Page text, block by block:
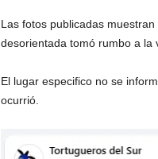
Las fotos publicadas
desorientada tomó rumbo a la
El lugar especifico no se
ocurrió.